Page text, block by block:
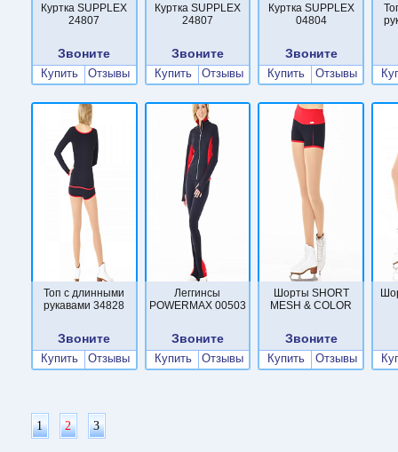
Куртка SUPPLEX
24807
Звоните
Купить Отзывы
Куртка SUPPLEX
24807
Звоните
Купить Отзывы
Куртка SUPPLEX
04804
Звоните
Купить Отзывы
Топ с длинными
рукавами 34828
Звоните
Купить Отзывы
Леггинсы
POWERMAX 00503
Звоните
Купить Отзывы
Шорты SHORT
MESH & COLOR
Звоните
Купить Отзывы
1 2 3